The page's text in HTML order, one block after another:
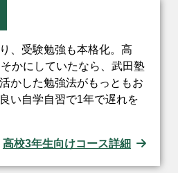
、受験勉強も本格化。高
かにしていたなら、武田塾
かした勉強法がもっともお
い自学自習で1年で遅れを
高校3年生向けコース詳細